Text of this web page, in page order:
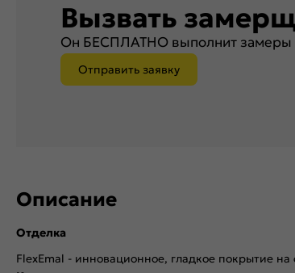
Вызвать
Он БЕСПЛАТНО выполнит замеры
Отправить заявку
Описание
Отделка
FlexEmal - инновационное, гладкое покрытие